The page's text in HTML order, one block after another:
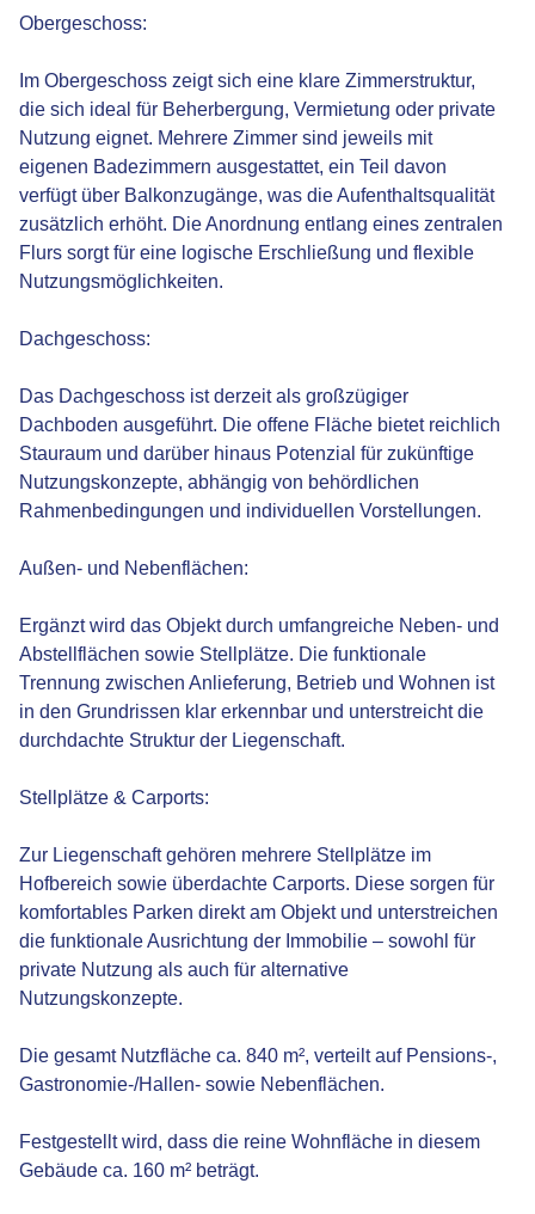
Obergeschoss:
Im Obergeschoss zeigt sich eine klare Zimmerstruktur,
die sich ideal für Beherbergung, Vermietung oder private
Nutzung eignet. Mehrere Zimmer sind jeweils mit
eigenen Badezimmern ausgestattet, ein Teil davon
verfügt über Balkonzugänge, was die Aufenthaltsqualität
zusätzlich erhöht. Die Anordnung entlang eines zentralen
Flurs sorgt für eine logische Erschließung und flexible
Nutzungsmöglichkeiten.
Dachgeschoss:
Das Dachgeschoss ist derzeit als großzügiger
Dachboden ausgeführt. Die offene Fläche bietet reichlich
Stauraum und darüber hinaus Potenzial für zukünftige
Nutzungskonzepte, abhängig von behördlichen
Rahmenbedingungen und individuellen Vorstellungen.
Außen- und Nebenflächen:
Ergänzt wird das Objekt durch umfangreiche Neben- und
Abstellflächen sowie Stellplätze. Die funktionale
Trennung zwischen Anlieferung, Betrieb und Wohnen ist
in den Grundrissen klar erkennbar und unterstreicht die
durchdachte Struktur der Liegenschaft.
Stellplätze & Carports:
Zur Liegenschaft gehören mehrere Stellplätze im
Hofbereich sowie überdachte Carports. Diese sorgen für
komfortables Parken direkt am Objekt und unterstreichen
die funktionale Ausrichtung der Immobilie – sowohl für
private Nutzung als auch für alternative
Nutzungskonzepte.
Die gesamt Nutzfläche ca. 840 m², verteilt auf Pensions-,
Gastronomie-/Hallen- sowie Nebenflächen.
Festgestellt wird, dass die reine Wohnfläche in diesem
Gebäude ca. 160 m² beträgt.